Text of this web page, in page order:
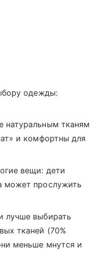
одежды:
натуральным тканям
и комфортны для
вещи: дети
может прослужить
лучше выбирать
тканей (70%
меньше мнутся и